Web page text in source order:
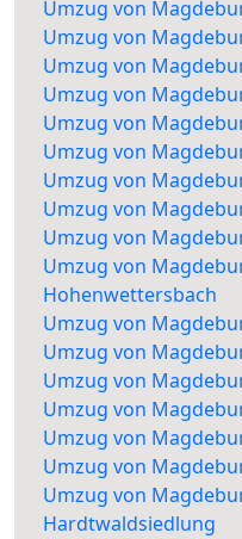
Umzug von
Umzug von
Umzug von
Umzug von
Umzug von
Umzug von
Umzug von
Umzug von
Umzug von
Umzug von
Hohenwettersbach
Umzug von
Umzug von
Umzug von
Umzug von
Umzug von
Umzug von
Umzug von
Hardtwaldsiedlung